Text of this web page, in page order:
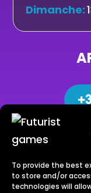
To provide the best
to store and/or
technologies will
Dimanche: